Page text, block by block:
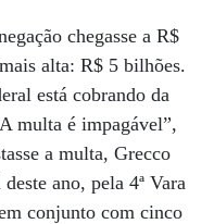
chegasse a R$
alta: R$ 5 bilhões.
está cobrando da
multa é impagável”,
a multa, Grecco
ano, pela 4ª Vara
conjunto com cinco